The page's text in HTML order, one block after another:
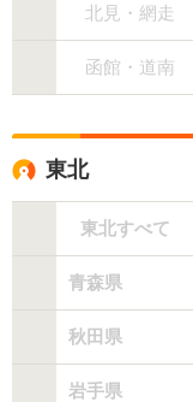
北見・網走
函館・道南
東北
東北すべて
青森県
秋田県
岩手県